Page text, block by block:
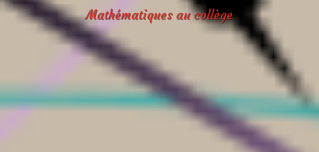
Mathématiques au collège